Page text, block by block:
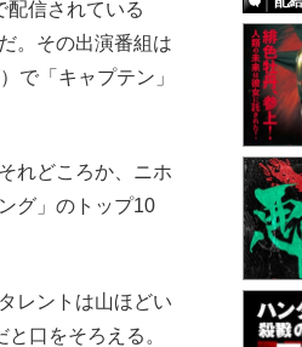
配信されている
。その出演番組は
で「キャプテン」
れどころか、ニホ
グ」のトップ10
レントは山ほどい
口をそろえる。